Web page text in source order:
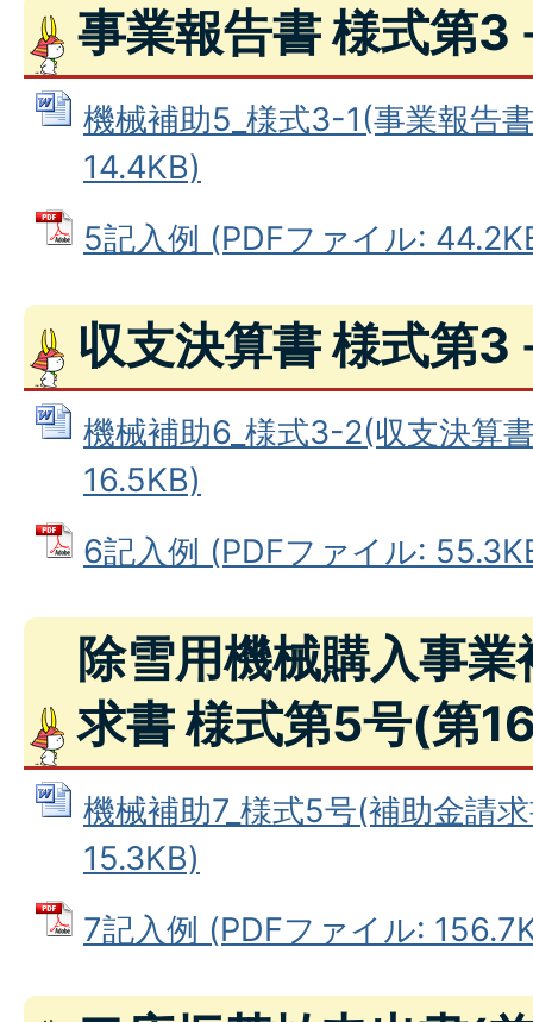
事業報告書 様式第3
機械補助5_様式3-1(事業報告
14.4KB)
5記入例 (PDFファイル:
収支決算書 様式第3
機械補助6_様式3-2(収支決算
16.5KB)
6記入例 (PDFファイル:
除雪用機械購入事
求書 様式第5号(第
機械補助7_様式5号(補助金請
15.3KB)
7記入例 (PDFファイル: